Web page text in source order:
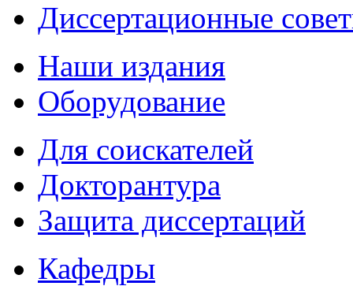
Диссертационные
Наши издания
Оборудование
Для соискателей
Докторантура
Защита диссертаций
Кафедры